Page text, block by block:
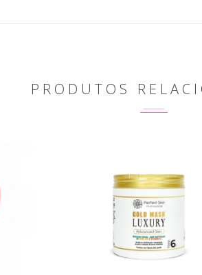
PRODUTOS